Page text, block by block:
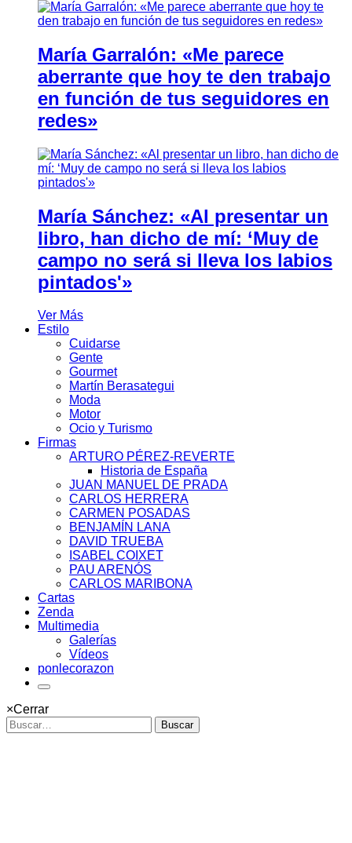
María Garralón: «Me parece
aberrante que hoy te den trabajo
en función de tus seguidores en
redes»
María Sánchez: «Al presentar un
libro, han dicho de mí: ‘Muy de
campo no será si lleva los labios
pintados'»
Ver Más
Estilo
Cuidarse
Gente
Gourmet
Martín Berasategui
Moda
Motor
Ocio y Turismo
Firmas
ARTURO PÉREZ-REVERTE
Historia de España
JUAN MANUEL DE PRADA
CARLOS HERRERA
CARMEN POSADAS
BENJAMÍN LANA
DAVID TRUEBA
ISABEL COIXET
PAU ARENÓS
CARLOS MARIBONA
Cartas
Zenda
Multimedia
Galerías
Vídeos
ponlecorazon
×Cerrar
Buscar